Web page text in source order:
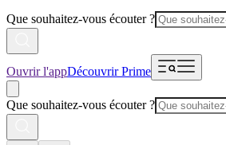
Que souhaitez-vous écouter ?
Ouvrir l'appDécouvrir Prime
Que souhaitez-vous écouter ?